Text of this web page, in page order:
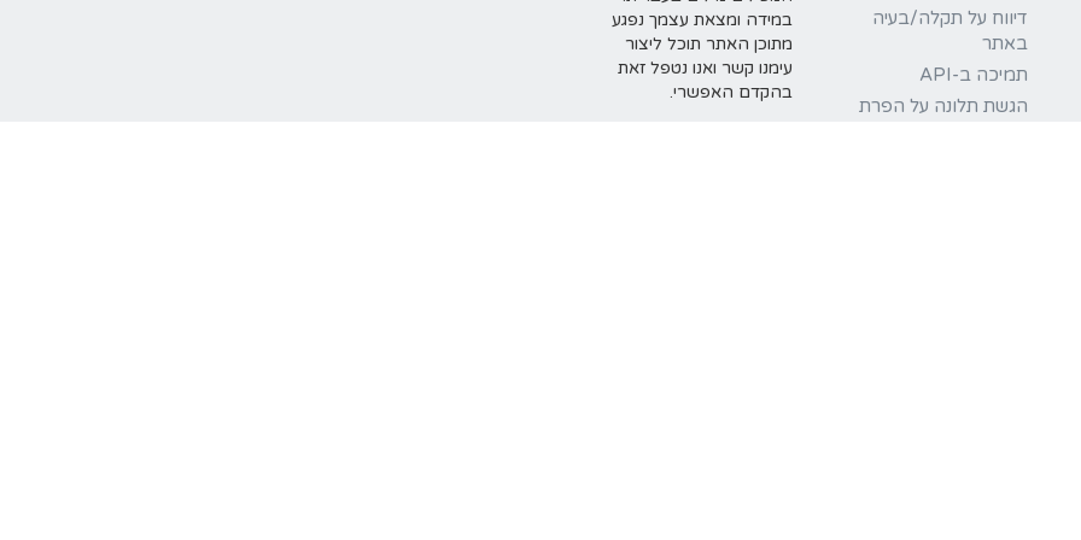
דיווח על תקלה/בעיה
באתר
תמיכה ב-API
הגשת תלונה על הפרת
במידה ומצאת עצמך נפגע
מתוכן האתר תוכל ליצור
עימנו קשר ואנו נטפל זאת
בהקדם האפשרי.